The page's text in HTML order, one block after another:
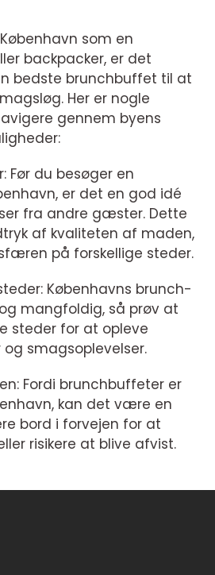
som en
backpacker, er det
bedste brunchbuffet til at
Her er nogle
gennem byens
Før du besøger en
er det en god idé
fra andre gæster. Dette
af kvaliteten af maden,
på forskellige steder.
Københavns brunch-
mangfoldig, så prøv at
steder for at opleve
smagsoplevelser.
Fordi brunchbuffeter er
kan det være en
bord i forvejen for at
risikere at blive afvist.